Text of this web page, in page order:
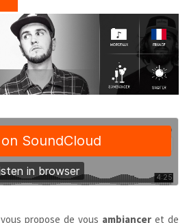
vous propose de vous ambiancer et de